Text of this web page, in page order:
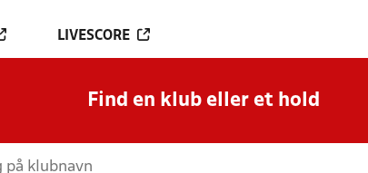
LIVESCORE
Find en klub eller et hold